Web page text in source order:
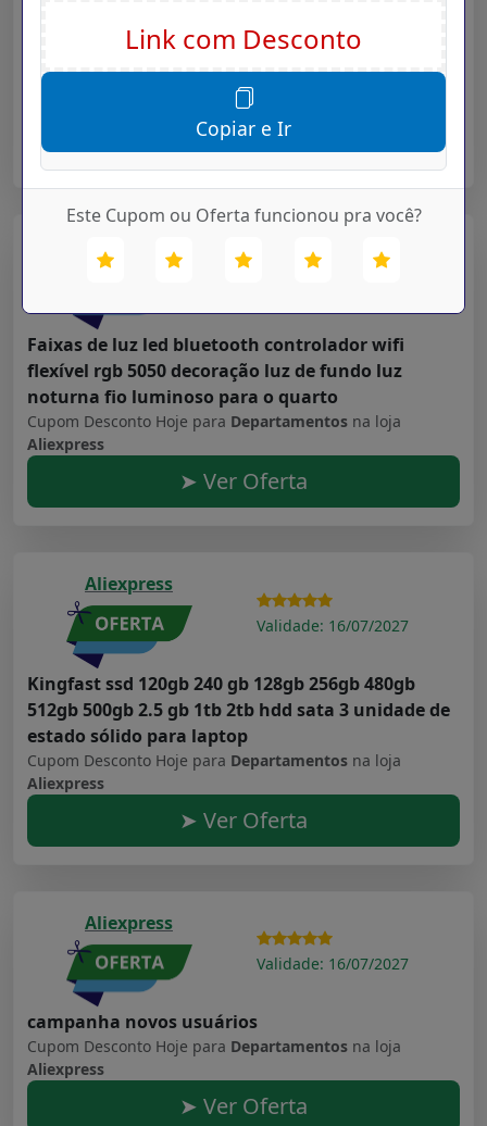
monitor sono freqüência cardíaca ip68 à prova
Cupom Desconto Hoje para Departamentos
➤ Ver Oferta
Aliexpress
Faixas de luz led bluetooth controlador wifi
flexível rgb 5050 decoração luz de fundo luz
noturna fio luminoso para o quarto
Cupom Desconto Hoje para Departamentos na loja
Aliexpress
➤ Ver Oferta
Aliexpress
Validade: 16/07/2027
Kingfast ssd 120gb 240 gb 128gb 256gb 480gb
512gb 500gb 2.5 gb 1tb 2tb hdd sata 3 unidade de
estado sólido para laptop
Cupom Desconto Hoje para Departamentos na loja
Aliexpress
➤ Ver Oferta
Aliexpress
Validade: 16/07/2027
campanha novos usuários
Cupom Desconto Hoje para Departamentos na loja
Aliexpress
➤ Ver Oferta
Copiar e Ir
Este Cupom ou Oferta funcionou pra você?